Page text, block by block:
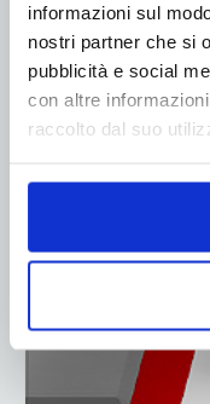
informazioni sul
nostri partner che si
pubblicità e social
con altre
raccolto dal suo